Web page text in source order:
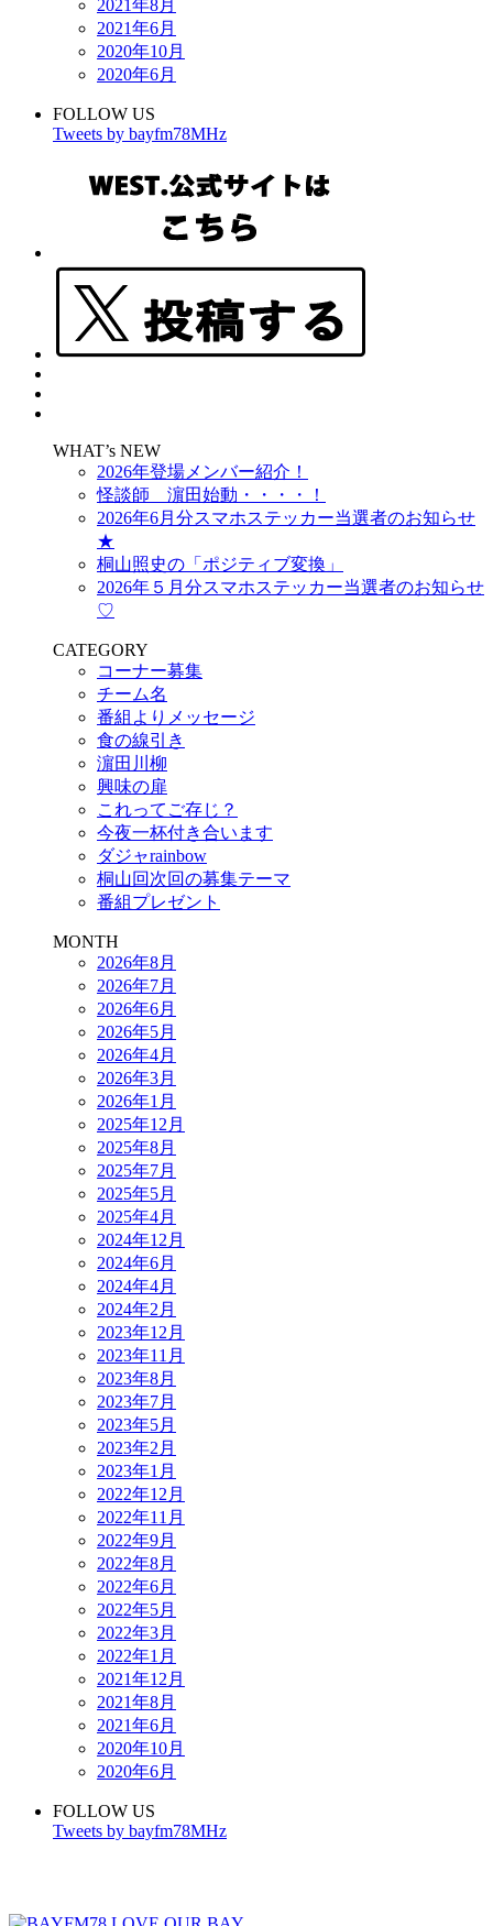
2021年8月
2021年6月
2020年10月
2020年6月
FOLLOW US
Tweets by bayfm78MHz
WHAT’s NEW
2026年登場メンバー紹介！
怪談師 濵田始動・・・・！
2026年6月分スマホステッカー当選者のお知らせ
★
桐山照史の「ポジティブ変換」
2026年５月分スマホステッカー当選者のお知らせ
♡
CATEGORY
コーナー募集
チーム名
番組よりメッセージ
食の線引き
濵田川柳
興味の扉
これってご存じ？
今夜一杯付き合います
ダジャrainbow
桐山回次回の募集テーマ
番組プレゼント
MONTH
2026年8月
2026年7月
2026年6月
2026年5月
2026年4月
2026年3月
2026年1月
2025年12月
2025年8月
2025年7月
2025年5月
2025年4月
2024年12月
2024年6月
2024年4月
2024年2月
2023年12月
2023年11月
2023年8月
2023年7月
2023年5月
2023年2月
2023年1月
2022年12月
2022年11月
2022年9月
2022年8月
2022年6月
2022年5月
2022年3月
2022年1月
2021年12月
2021年8月
2021年6月
2020年10月
2020年6月
FOLLOW US
Tweets by bayfm78MHz